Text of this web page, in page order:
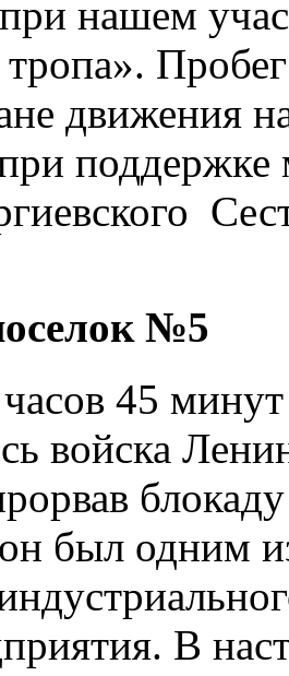
нашем
движения
№5
45
войска
был одним
В